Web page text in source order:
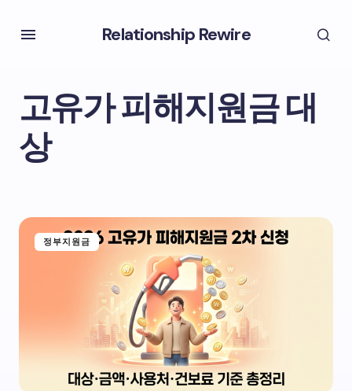
Relationship Rewire
고유가 피해지원금 대
상
정부지원금